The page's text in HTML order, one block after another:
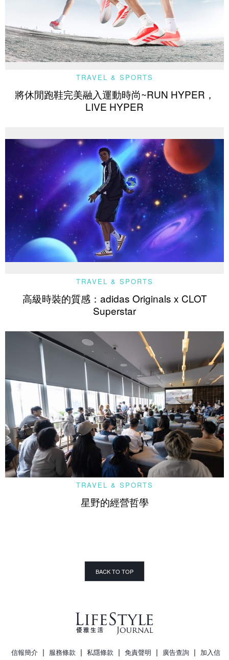
TRAVEL & SPORTS
將休閒跑鞋完美融入運動時尚~RUN HYPER，
LIVE HYPER
TRAVEL & SPORTS
高級時裝的質感：adidas Originals x CLOT
Superstar
TRAVEL & SPORTS
星野的經營哲學
BACK TO TOP
信報簡介 | 服務條款 | 私隱條款 | 免責聲明 | 廣告查詢 | 加入信